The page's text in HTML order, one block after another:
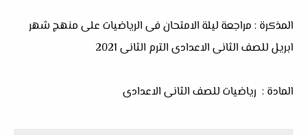
المذكرة : مراجعة ليلة الامتحان فى الرياضيات على منهج شهر
ابريل للصف الثانى الاعدادى الترم الثانى 2021
المادة : رياضيات للصف الثانى الاعدادى